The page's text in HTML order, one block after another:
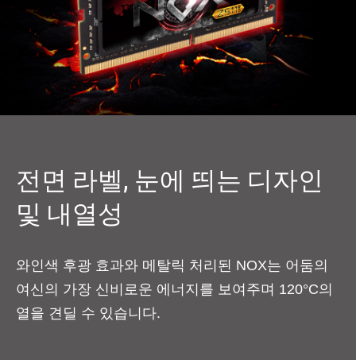
전면 라벨, 눈에 띄는 디자인
및 내열성
와인색 후광 효과와 메탈릭 처리된 NOX는 어둠의
여신의 가장 신비로운 에너지를 보여주며 120°C의
열을 견딜 수 있습니다.